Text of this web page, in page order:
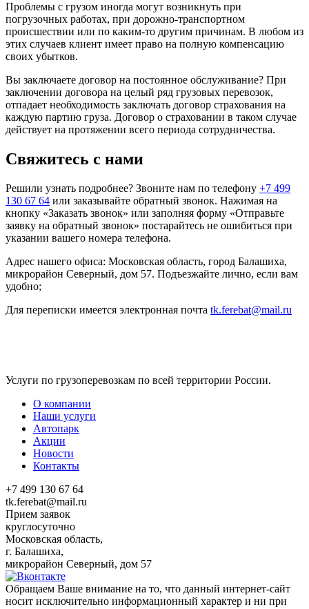
Проблемы с грузом иногда могут возникнуть при
погрузочных работах, при дорожно-транспортном
происшествии или по каким-то другим причинам. В любом из
этих случаев клиент имеет право на полную компенсацию
своих убытков.
Вы заключаете договор на постоянное обслуживание? При
заключении договора на целый ряд грузовых перевозок,
отпадает необходимость заключать договор страхования на
каждую партию груза. Договор о страховании в таком случае
действует на протяжении всего периода сотрудничества.
Свяжитесь с нами
Решили узнать подробнее? Звоните нам по телефону +7 499
130 67 64 или заказывайте обратный звонок. Нажимая на
кнопку «Заказать звонок» или заполняя форму «Отправьте
заявку на обратный звонок» постарайтесь не ошибиться при
указании вашего номера телефона.
Адрес нашего офиса: Московская область, город Балашиха,
микрорайон Северный, дом 57. Подъезжайте лично, если вам
удобно;
Для переписки имеется электронная почта tk.ferebat@mail.ru
Услуги по грузоперевозкам по всей территории России.
О компании
Наши услуги
Автопарк
Акции
Новости
Контакты
+7 499 130 67 64
tk.ferebat@mail.ru
Прием заявок
круглосуточно
Московская область,
г. Балашиха,
микрорайон Северный, дом 57
Обращаем Ваше внимание на то, что данный интернет-сайт
носит исключительно информационный характер и ни при